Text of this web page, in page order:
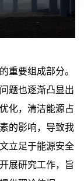
重要组成部分。
题也逐渐凸显出
化，清洁能源占
的影响，导致我
立足于能源安全
展研究工作，旨